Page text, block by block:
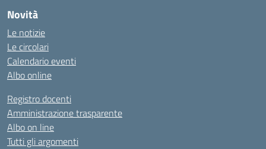
Novità
Le notizie
Le circolari
Calendario eventi
Albo online
Registro docenti
Amministrazione trasparente
Albo on line
Tutti gli argomenti